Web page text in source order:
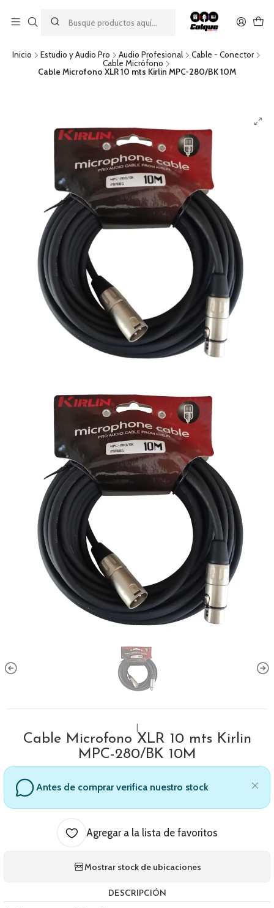
descuento por pago con transferencia bancaria
por una compra mínima de $49.990. Este descuento no es
acumulable a otras promociones ni aplicable a gastos de envío.
Inicio Estudio y Audio Pro Audio Profesional
Cable - Conector
Cable Micrófono
Cable Microfono XLR 10 mts Kirlin MPC-280/BK 10M
Cable Microfono XLR 10 mts Kirlin
MPC-280/BK 10M
Antes de comprar verifica nuestro stock
Agregar a la lista de favoritos
Mostrar stock de ubicaciones
DESCRIPCIÓN